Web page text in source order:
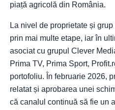
piață agricolă din România.
La nivel de proprietate și
prin mai multe etape, iar în
asociat cu grupul Clever
Prima TV, Prima Sport,
portofoliu. În februarie 2026,
relatat și aprobarea unei
că canalul continuă să fie un